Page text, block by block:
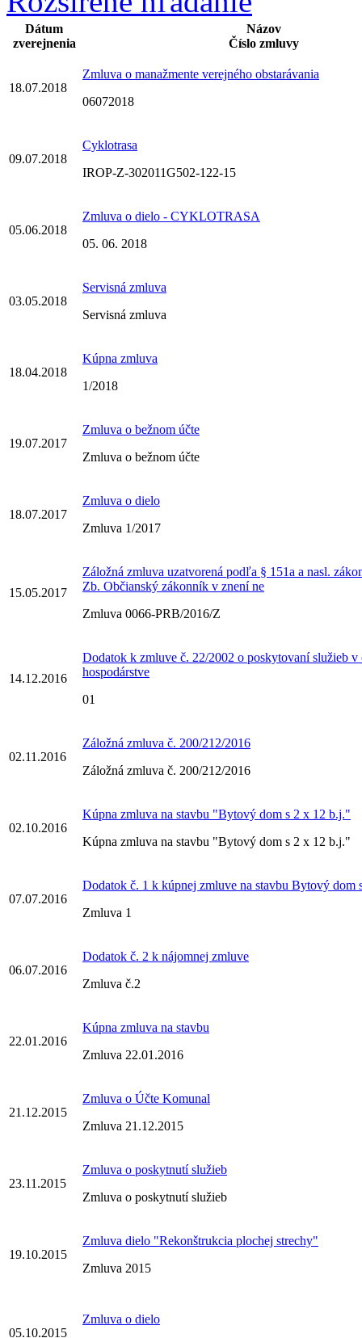
Dátum
zverejnenia
Názov
Číslo zmluvy
18.07.2018
Zmluva o manažmente verejného obstarávania
06072018
09.07.2018
Cyklotrasa
IROP-Z-302011G502-122-15
05.06.2018
Zmluva o dielo - CYKLOTRASA
05. 06. 2018
03.05.2018
Servisná zmluva
Servisná zmluva
18.04.2018
Kúpna zmluva
1/2018
19.07.2017
Zmluva o bežnom účte
Zmluva o bežnom účte
18.07.2017
Zmluva o dielo
Zmluva 1/2017
15.05.2017
Záložná zmluva uzatvorená podľa § 151a a nasl.
Zb. Občianský zákonník v znení ne
Zmluva 0066-PRB/2016/Z
14.12.2016
Dodatok k zmluve č. 22/2002 o poskytovaní služieb v
hospodárstve
01
02.11.2016
Záložná zmluva č. 200/212/2016
Záložná zmluva č. 200/212/2016
02.10.2016
Kúpna zmluva na stavbu "Bytový dom s 2 x 12 b.j."
Kúpna zmluva na stavbu "Bytový dom s 2 x 12 b.j."
07.07.2016
Dodatok č. 1 k kúpnej zmluve na stavbu Bytový dom
Zmluva 1
06.07.2016
Dodatok č. 2 k nájomnej zmluve
Zmluva č.2
22.01.2016
Kúpna zmluva na stavbu
Zmluva 22.01.2016
21.12.2015
Zmluva o Účte Komunal
Zmluva 21.12.2015
23.11.2015
Zmluva o poskytnutí služieb
Zmluva o poskytnutí služieb
19.10.2015
Zmluva dielo "Rekonštrukcia plochej strechy"
Zmluva 2015
05.10.2015
Zmluva o dielo